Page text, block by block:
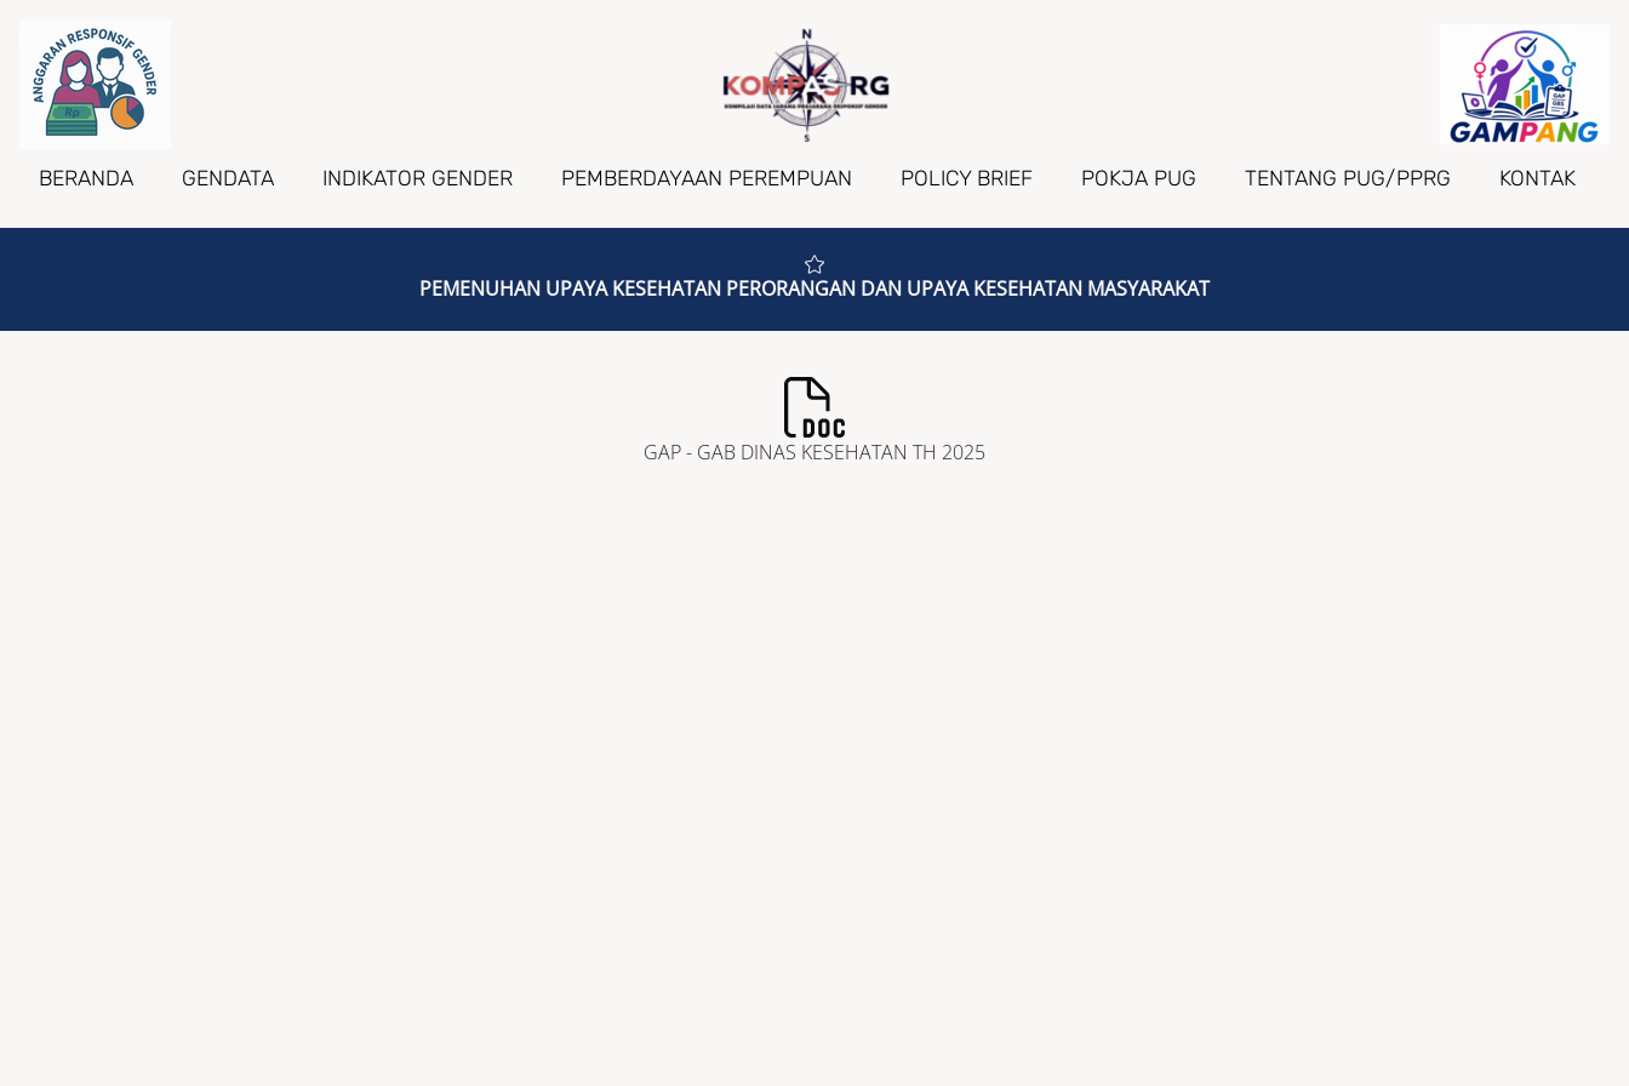
BERANDA GENDATA INDIKATOR GENDER PEMBERDAYAAN PEREMPUAN POLICY BRIEF POKJA PUG TENTANG PUG/PPRG KONTAK
PEMENUHAN UPAYA KESEHATAN PERORANGAN DAN UPAYA KESEHATAN MASYARAKAT
GAP - GAB DINAS KESEHATAN TH 2025